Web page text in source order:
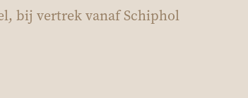
bij vertrek vanaf Schiphol